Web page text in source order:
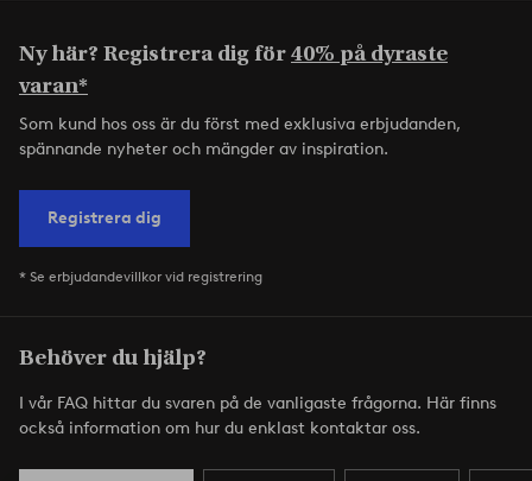
Ny här? Registrera dig för40% på dyraste
varan*
Som kund hos oss är du först med exklusiva erbjudanden,
spännande nyheter och mängder av inspiration.
Registrera dig
* Se erbjudandevillkor vid registrering
Behöver du hjälp?
I vår FAQ hittar du svaren på de vanligaste frågorna. Här finns
också information om hur du enklast kontaktar oss.